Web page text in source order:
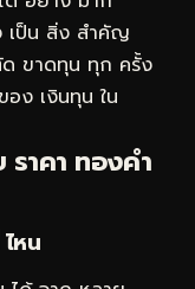
เป็น สิ่ง สำคัญ
ขาดทุน ทุก ครั้ง
อง เงินทุน ใน
าคา ทองคำ
หน